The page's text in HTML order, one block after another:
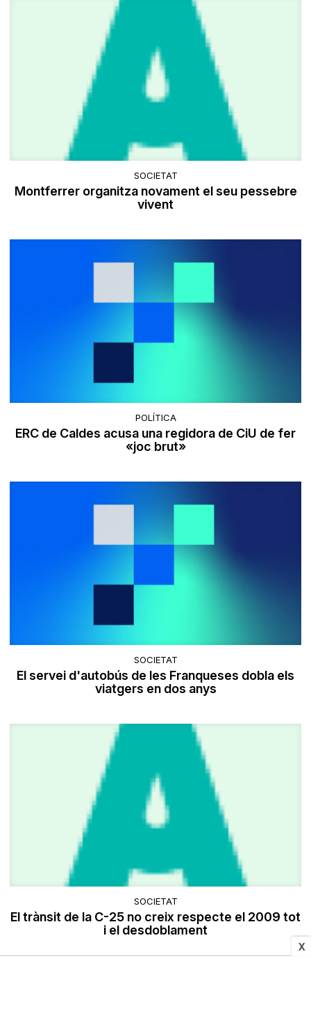
X
SOCIETAT
Montferrer organitza novament el seu pessebre
vivent
POLÍTICA
ERC de Caldes acusa una regidora de CiU de fer
«joc brut»
SOCIETAT
El servei d'autobús de les Franqueses dobla els
viatgers en dos anys
SOCIETAT
El trànsit de la C-25 no creix respecte el 2009 tot
i el desdoblament